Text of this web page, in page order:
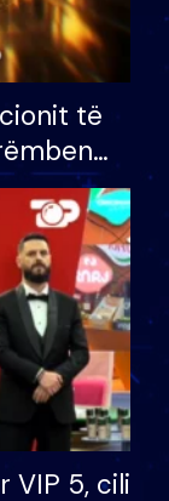
të
eurosh
VIP 5, cili